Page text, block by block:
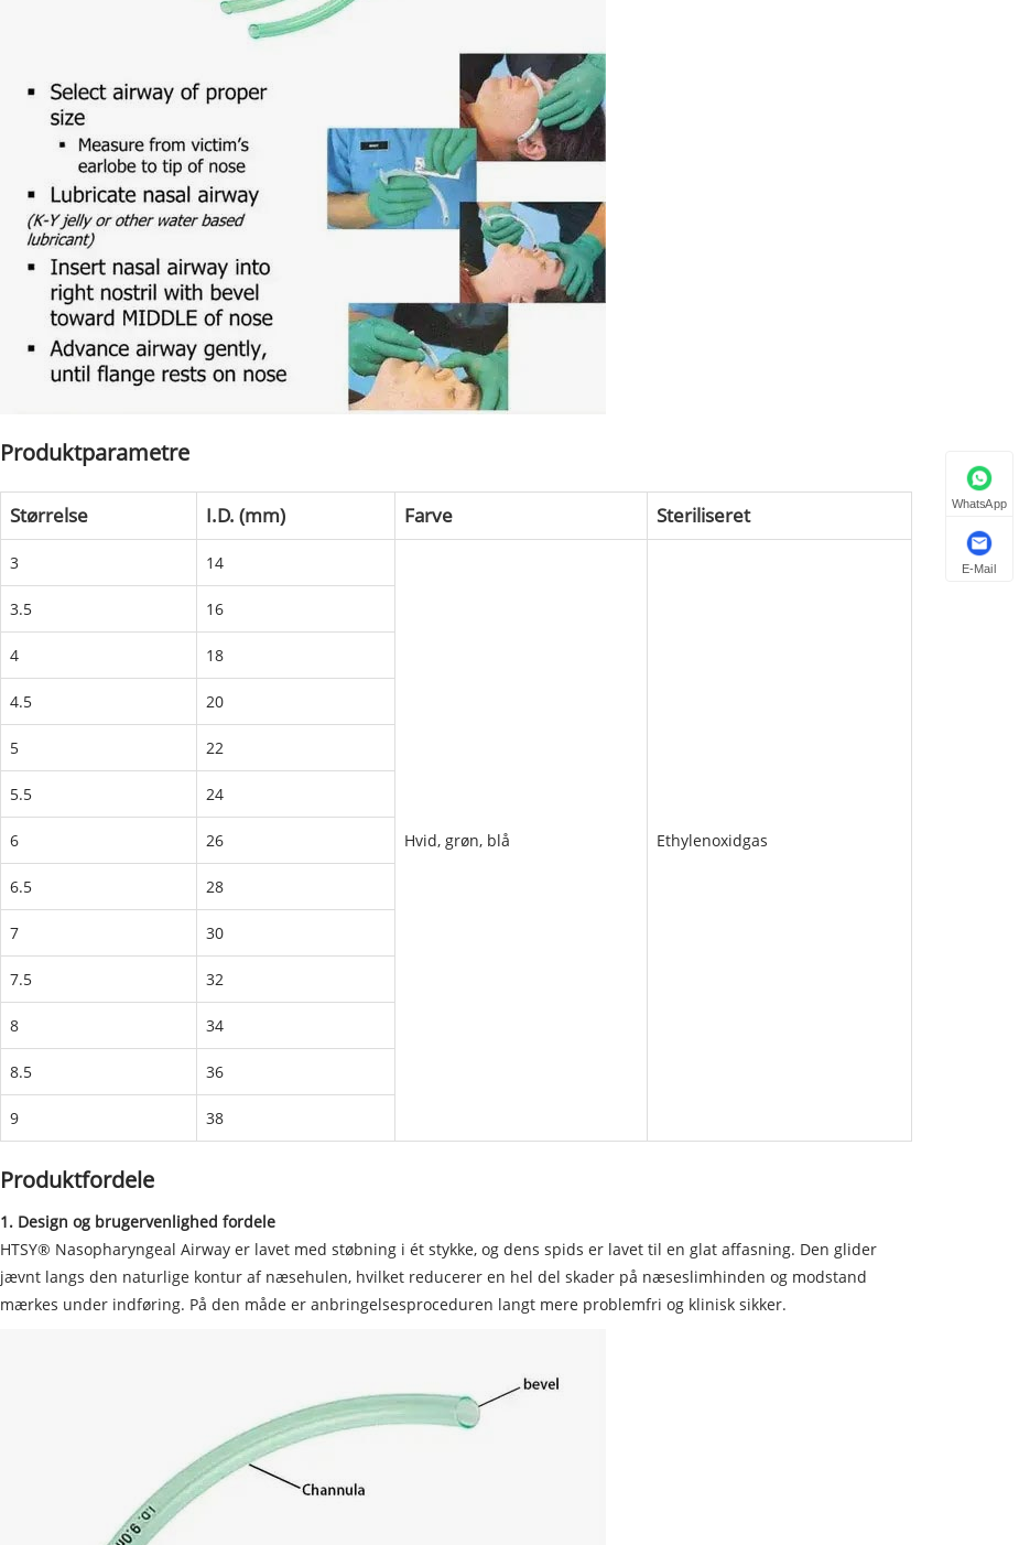
Produktparametre
Størrelse I.D. (mm) Farve Steriliseret
3 14
Hvid, grøn, blå Ethylenoxidgas
3.5 16
4 18
4.5 20
5 22
5.5 24
6 26
6.5 28
7 30
7.5 32
8 34
8.5 36
9 38
Produktfordele
1. Design og brugervenlighed fordele
HTSY® Nasopharyngeal Airway er lavet med støbning i ét stykke, og dens spids er lavet til en glat affasning. Den glider
jævnt langs den naturlige kontur af næsehulen, hvilket reducerer en hel del skader på næseslimhinden og modstand
mærkes under indføring. På den måde er anbringelsesproceduren langt mere problemfri og klinisk sikker.
WhatsApp
E-Mail